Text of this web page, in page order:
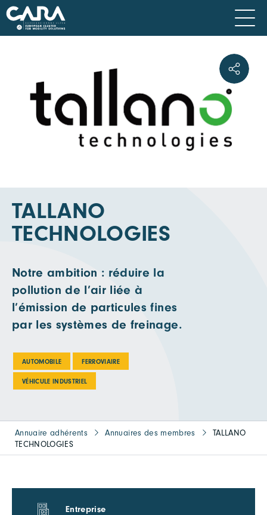
TALLANO
TECHNOLOGIES
Notre ambition : réduire la
pollution de l’air liée à
l’émission de particules fines
par les systèmes de freinage.
AUTOMOBILE FERROVIAIRE
VÉHICULE INDUSTRIEL
Annuaire adhérents Annuaires des membres
TALLANO
TECHNOLOGIES
Entreprise